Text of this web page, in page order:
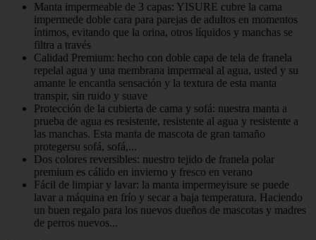
Manta impermeable de 3 capas: YISURE cubre la cama
impermede doble cara para parejas de adultos en momentos
íntimos, evitando que la orina, otros líquidos y manchas se
filtra a través
Calidad Premium: hecho con doble capa de tela de franela
repelal agua y una membrana impermeal al agua, usted y su
amante le encantla sensación y la textura de esta manta
transpir, sin ruido y suave
Protección de la cubierta de cama y sofá: nuestra manta a
prueba de agua es resistente, resistente al agua y resistente a
las manchas. Esta manta de mascota de gran tamaño
protegersu sofá, sofá,...
Dos colores reversibles: nuestro tejido de franela polar
premium es cálido en invierno y fresco en verano
Fácil de limpiar y lavar: la manta impermeyisure se puede
lavar a máquina en frío y secar a baja temperatura. Haciendo
un buen regalo para los nuevos dueños de mascotas y madres
de perros nuevos...